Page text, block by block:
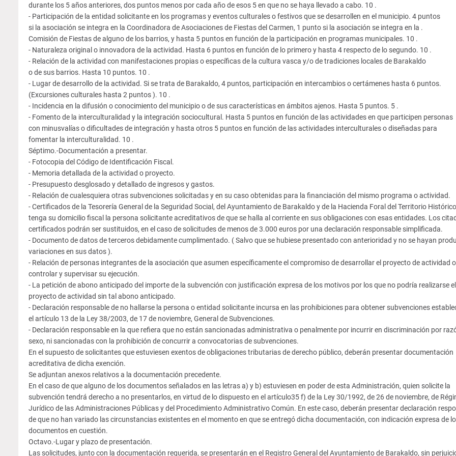
durante los 5 años anteriores, dos puntos menos por cada año de esos 5 en que no se haya llevado a cabo. 10 .
- Participación de la entidad solicitante en los programas y eventos culturales o festivos que se desarrollen en el municipio. 4 puntos
si la asociación se integra en la Coordinadora de Asociaciones de Fiestas del Carmen, 1 punto si la asociación se integra en la .
Comisión de Fiestas de alguno de los barrios, y hasta 5 puntos en función de la participación en programas municipales. 10 .
- Naturaleza original o innovadora de la actividad. Hasta 6 puntos en función de lo primero y hasta 4 respecto de lo segundo. 10 .
- Relación de la actividad con manifestaciones propias o específicas de la cultura vasca y/o de tradiciones locales de Barakaldo
o de sus barrios. Hasta 10 puntos. 10 .
- Lugar de desarrollo de la actividad. Si se trata de Barakaldo, 4 puntos, participación en intercambios o certámenes hasta 6 puntos.
(Excursiones culturales hasta 2 puntos ). 10 .
- Incidencia en la difusión o conocimiento del municipio o de sus características en ámbitos ajenos. Hasta 5 puntos. 5 .
- Fomento de la interculturalidad y la integración sociocultural. Hasta 5 puntos en función de las actividades en que participen personas
con minusvalías o dificultades de integración y hasta otros 5 puntos en función de las actividades interculturales o diseñadas para
fomentar la interculturalidad. 10 .
Séptimo.-Documentación a presentar.
- Fotocopia del Código de Identificación Fiscal.
- Memoria detallada de la actividad o proyecto.
- Presupuesto desglosado y detallado de ingresos y gastos.
- Relación de cualesquiera otras subvenciones solicitadas y en su caso obtenidas para la financiación del mismo programa o actividad.
- Certificados de la Tesorería General de la Seguridad Social, del Ayuntamiento de Barakaldo y de la Hacienda Foral del Territorio
tenga su domicilio fiscal la persona solicitante acreditativos de que se halla al corriente en sus obligaciones con esas entidades. Los
certificados podrán ser sustituidos, en el caso de solicitudes de menos de 3.000 euros por una declaración responsable simplificada.
- Documento de datos de terceros debidamente cumplimentado. ( Salvo que se hubiese presentado con anterioridad y no se hayan
variaciones en sus datos ).
- Relación de personas integrantes de la asociación que asumen específicamente el compromiso de desarrollar el proyecto de actividad
controlar y supervisar su ejecución.
- La petición de abono anticipado del importe de la subvención con justificación expresa de los motivos por los que no podría realizarse el
proyecto de actividad sin tal abono anticipado.
- Declaración responsable de no hallarse la persona o entidad solicitante incursa en las prohibiciones para obtener subvenciones
el artículo 13 de la Ley 38/2003, de 17 de noviembre, General de Subvenciones.
- Declaración responsable en la que refiera que no están sancionadas administrativa o penalmente por incurrir en discriminación por
sexo, ni sancionadas con la prohibición de concurrir a convocatorias de subvenciones.
En el supuesto de solicitantes que estuviesen exentos de obligaciones tributarias de derecho público, deberán presentar documentación
acreditativa de dicha exención.
Se adjuntan anexos relativos a la documentación precedente.
En el caso de que alguno de los documentos señalados en las letras a) y b) estuviesen en poder de esta Administración, quien solicite la
subvención tendrá derecho a no presentarlos, en virtud de lo dispuesto en el artículo35 f) de la Ley 30/1992, de 26 de noviembre, de
Jurídico de las Administraciones Públicas y del Procedimiento Administrativo Común. En este caso, deberán presentar declaración
de que no han variado las circunstancias existentes en el momento en que se entregó dicha documentación, con indicación expresa de
documentos en cuestión.
Octavo.-Lugar y plazo de presentación.
Las solicitudes, junto con la documentación requerida, se presentarán en el Registro General del Ayuntamiento de Barakaldo, sin